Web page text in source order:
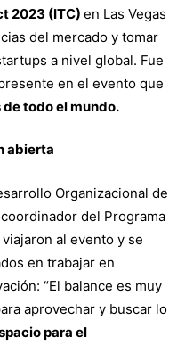
2023 (ITC) en Las Vegas
del mercado y tomar
a nivel global. Fue
en el evento que
todo el mundo.
abierta
Organizacional de
coordinador del Programa
al evento y se
en trabajar en
“El balance es muy
aprovechar y buscar lo
para el